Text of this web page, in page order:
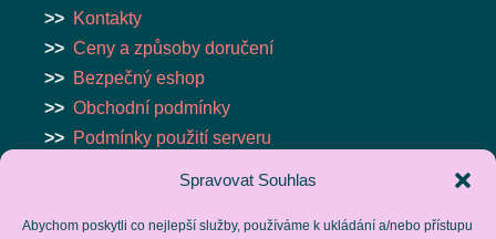
Spravovat Souhlas
Abychom poskytli co nejlepší služby, používáme k ukládání a/nebo přístupu
>> Kontakty
>> Ceny a způsoby doručení
>> Bezpečný eshop
>> Obchodní podmínky
>> Podmínky použití serveru
>>VIBRÁTORY